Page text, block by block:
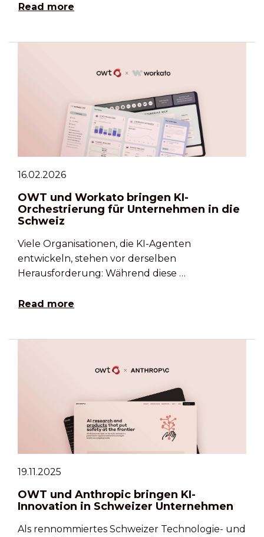
Read more
16.02.2026
OWT und Workato bringen KI-
Orchestrierung für Unternehmen in die
Schweiz
Viele Organisationen, die KI-Agenten
entwickeln, stehen vor derselben
Herausforderung: Während diese …
Read more
19.11.2025
OWT und Anthropic bringen KI-
Innovation in Schweizer Unternehmen
Als rennommiertes Schweizer Technologie- und